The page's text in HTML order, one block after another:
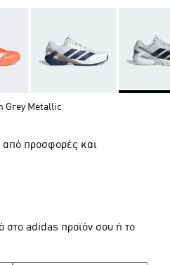
Grey Metallic
από προσφορές και
στο adidas προϊόν σου ή το